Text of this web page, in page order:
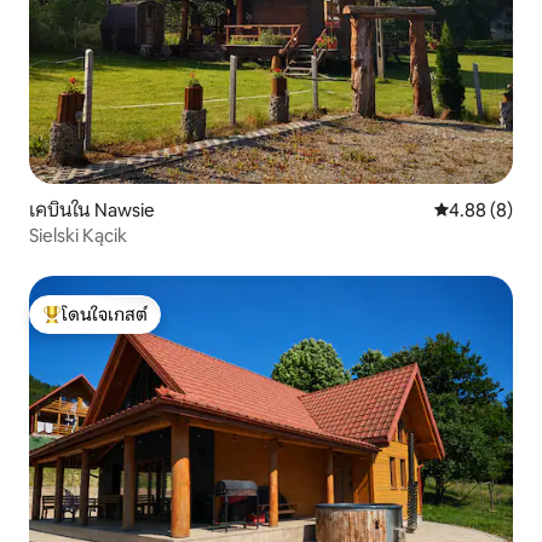
เคบินใน Nawsie คะแนนเฉลี่ย
4.88 (8)
Sielski Kącik
โดนใจเกสต์ที่สุด
โดนใจเกสต์